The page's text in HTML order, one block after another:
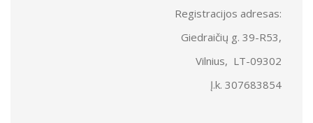
Registracijos adresas:
Giedraičių g. 39-R53,
Vilnius, LT-09302
Į.k. 307683854